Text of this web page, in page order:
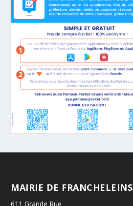
MAIRIE DE FRANCHELEINS
611 Grande Rue